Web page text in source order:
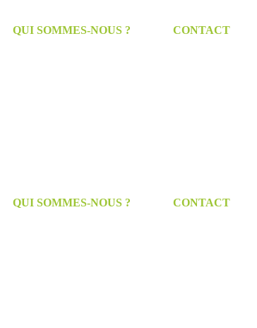
QUI SOMMES-NOUS ?
CONTACT
QUI SOMMES-NOUS ? CONTACT